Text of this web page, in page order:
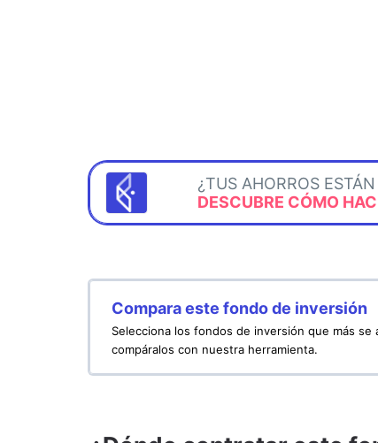
¿TUS AHORROS
DESCUBRE CÓMO
Compara este fondo de inversión
Selecciona los fondos de inversión que más
compáralos con nuestra herramienta.